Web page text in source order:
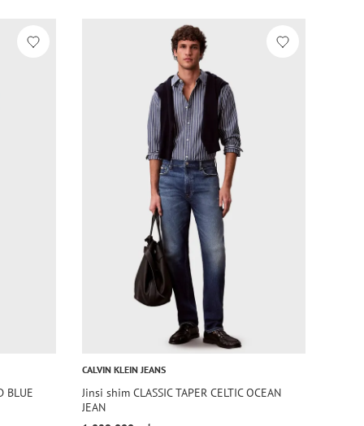
BLUE
CALVIN KLEIN JEANS
Jinsi shim CLASSIC TAPER CELTIC OCEAN
JEAN